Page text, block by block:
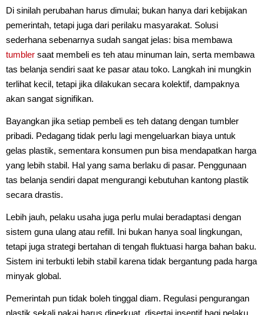
Di sinilah perubahan harus dimulai; bukan hanya dari kebijakan
pemerintah, tetapi juga dari perilaku masyarakat. Solusi
sederhana sebenarnya sudah sangat jelas: bisa membawa
tumbler saat membeli es teh atau minuman lain, serta membawa
tas belanja sendiri saat ke pasar atau toko. Langkah ini mungkin
terlihat kecil, tetapi jika dilakukan secara kolektif, dampaknya
akan sangat signifikan.
Bayangkan jika setiap pembeli es teh datang dengan tumbler
pribadi. Pedagang tidak perlu lagi mengeluarkan biaya untuk
gelas plastik, sementara konsumen pun bisa mendapatkan harga
yang lebih stabil. Hal yang sama berlaku di pasar. Penggunaan
tas belanja sendiri dapat mengurangi kebutuhan kantong plastik
secara drastis.
Lebih jauh, pelaku usaha juga perlu mulai beradaptasi dengan
sistem guna ulang atau refill. Ini bukan hanya soal lingkungan,
tetapi juga strategi bertahan di tengah fluktuasi harga bahan baku.
Sistem ini terbukti lebih stabil karena tidak bergantung pada harga
minyak global.
Pemerintah pun tidak boleh tinggal diam. Regulasi pengurangan
plastik sekali pakai harus diperkuat, disertai insentif bagi pelaku